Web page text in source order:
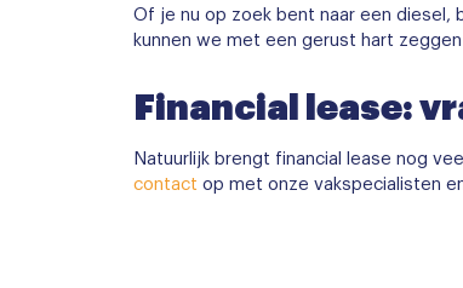
Of je nu op zoek bent naar een diesel,
kunnen we met een gerust hart
Financial lease:
Natuurlijk brengt financial lease nog
contact op met onze vakspecialisten